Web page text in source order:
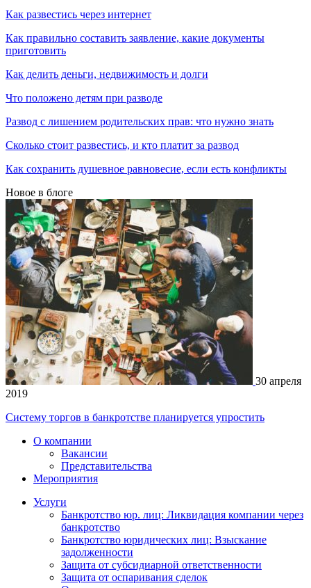
Как развестись через интернет
Как правильно составить заявление, какие документы
приготовить
Как делить деньги, недвижимость и долги
Что положено детям при разводе
Развод с лишением родительских прав: что нужно знать
Сколько стоит развестись, и кто платит за развод
Как сохранить душевное равновесие, если есть конфликты
Новое в блоге
30 апреля
2019
Систему торгов в банкротстве планируется упростить
О компании
Вакансии
Представительства
Мероприятия
Услуги
Банкротство юр. лиц: Ликвидация компании через
банкротство
Банкротство юридических лиц: Взыскание
задолженности
Защита от субсидиарной ответственности
Защита от оспаривания сделок